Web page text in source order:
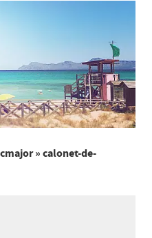
» calonet-de-